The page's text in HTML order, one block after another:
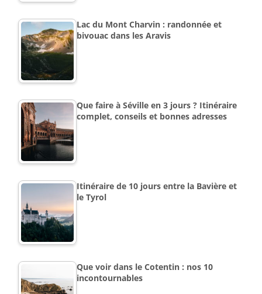
Lac du Mont Charvin : randonnée et
bivouac dans les Aravis
Que faire à Séville en 3 jours ? Itinéraire
complet, conseils et bonnes adresses
Itinéraire de 10 jours entre la Bavière et
le Tyrol
Que voir dans le Cotentin : nos 10
incontournables